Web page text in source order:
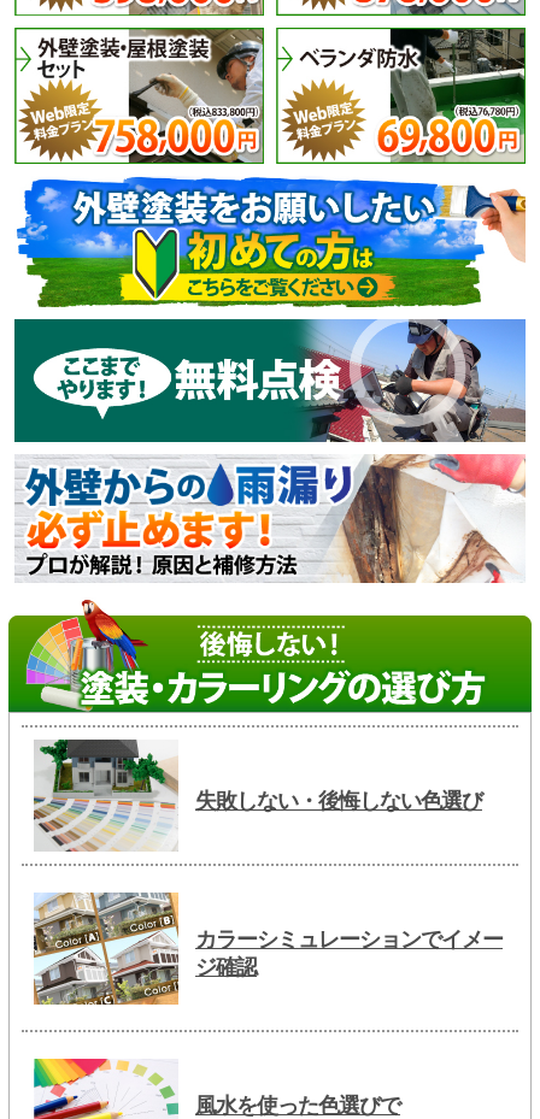
失敗しない・後悔しない色選び
カラーシミュレーションでイメー
ジ確認
風水を使った色選びで